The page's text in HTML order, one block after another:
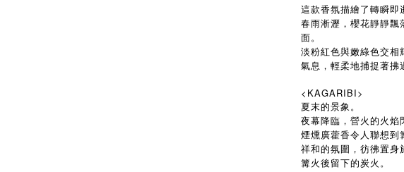
這款香氛描繪了轉瞬
春雨淅瀝，櫻花靜靜
面。
淡粉紅色與嫩綠色交
氣息，輕柔地捕捉著拂
<KAGARIBI>
夏末的景象。
夜幕降臨，營火的火
煙燻廣藿香令人聯想
祥和的氛圍，彷彿置
篝火後留下的炭火。